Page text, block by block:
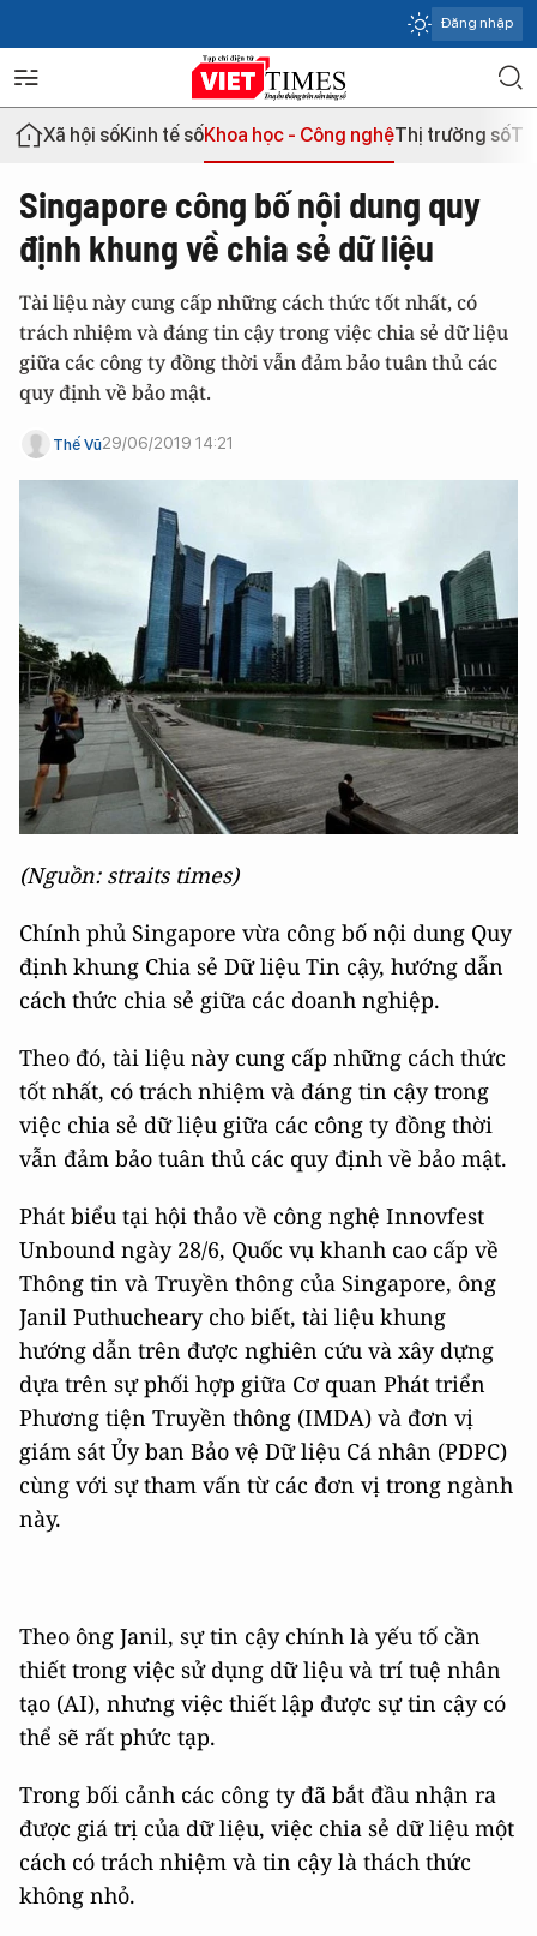
Đăng nhập
Xã hội sốKinh tế sốKhoa học - Công nghệThị trường số
Singapore công bố nội dung quy
định khung về chia sẻ dữ liệu
Tài liệu này cung cấp những cách thức tốt nhất, có
trách nhiệm và đáng tin cậy trong việc chia sẻ dữ liệu
giữa các công ty đồng thời vẫn đảm bảo tuân thủ các
quy định về bảo mật.
Thế Vũ29/06/2019 14:21
(Nguồn: straits times)
Chính phủ Singapore vừa công bố nội dung Quy
định khung Chia sẻ Dữ liệu Tin cậy, hướng dẫn
cách thức chia sẻ giữa các doanh nghiệp.
Theo đó, tài liệu này cung cấp những cách thức
tốt nhất, có trách nhiệm và đáng tin cậy trong
việc chia sẻ dữ liệu giữa các công ty đồng thời
vẫn đảm bảo tuân thủ các quy định về bảo mật.
Phát biểu tại hội thảo về công nghệ Innovfest
Unbound ngày 28/6, Quốc vụ khanh cao cấp về
Thông tin và Truyền thông của Singapore, ông
Janil Puthucheary cho biết, tài liệu khung
hướng dẫn trên được nghiên cứu và xây dựng
dựa trên sự phối hợp giữa Cơ quan Phát triển
Phương tiện Truyền thông (IMDA) và đơn vị
giám sát Ủy ban Bảo vệ Dữ liệu Cá nhân (PDPC)
cùng với sự tham vấn từ các đơn vị trong ngành
này.
Theo ông Janil, sự tin cậy chính là yếu tố cần
thiết trong việc sử dụng dữ liệu và trí tuệ nhân
tạo (AI), nhưng việc thiết lập được sự tin cậy có
thể sẽ rất phức tạp.
Trong bối cảnh các công ty đã bắt đầu nhận ra
được giá trị của dữ liệu, việc chia sẻ dữ liệu một
cách có trách nhiệm và tin cậy là thách thức
không nhỏ.